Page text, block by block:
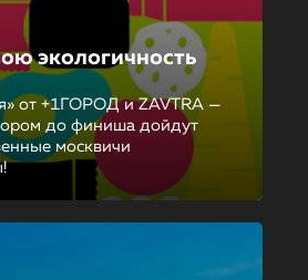
экологичность
от +1ГОРОД и ZAVTRA —
до финиша дойдут
москвичи